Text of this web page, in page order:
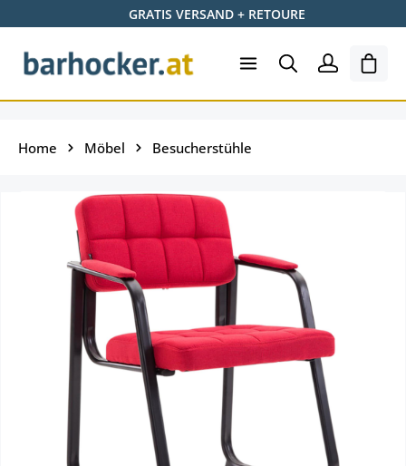
Zum Hauptinhalt springenGRATIS VERSAND + RETOURE
Home Möbel Besucherstühle